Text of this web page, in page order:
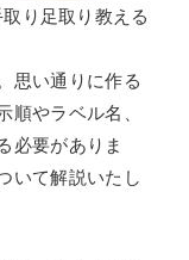
り足取り教える
思い通りに作る
やラベル名、
必要がありま
いて解説いたし